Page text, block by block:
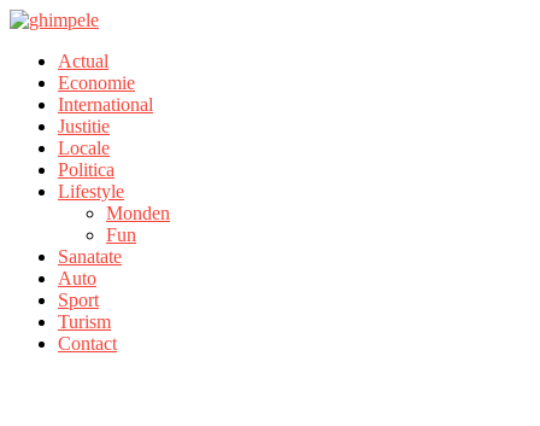
Actual
Economie
International
Justitie
Locale
Politica
Lifestyle
Monden
Fun
Sanatate
Auto
Sport
Turism
Contact